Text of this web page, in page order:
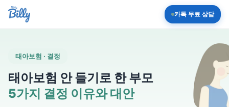
카톡 무료 상담
태아보험 · 결정
태아보험 안 들기로 한 부모
5가지 결정 이유와 대안